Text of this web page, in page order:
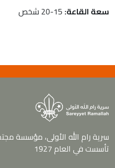
سعة القاعة:15-20 شخص
سرية رام الله الأولى، مؤسسة
تأسست في العام 1927